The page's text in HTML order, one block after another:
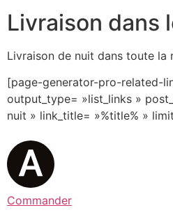
Livraison dans
Livraison de nuit dans toute la
[page-generator-pro-related-
output_type= »list_links »
nuit » link_title= »%title% »
Commander